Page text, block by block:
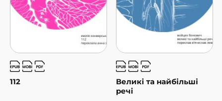
112
Великі та найбільші
речі